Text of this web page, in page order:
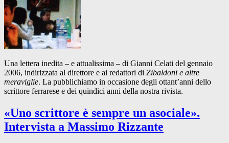
Una lettera inedita – e attualissima – di Gianni Celati del gennaio
2006, indirizzata al direttore e ai redattori di Zibaldoni e altre
meraviglie. La pubblichiamo in occasione degli ottant’anni dello
scrittore ferrarese e dei quindici anni della nostra rivista.
«Uno scrittore è sempre un asociale».
Intervista a Massimo Rizzante